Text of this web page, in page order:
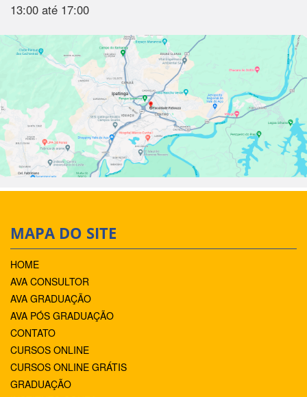
13:00 até 17:00
MAPA DO SITE
HOME
AVA CONSULTOR
AVA GRADUAÇÃO
AVA PÓS GRADUAÇÃO
CONTATO
CURSOS ONLINE
CURSOS ONLINE GRÁTIS
GRADUAÇÃO